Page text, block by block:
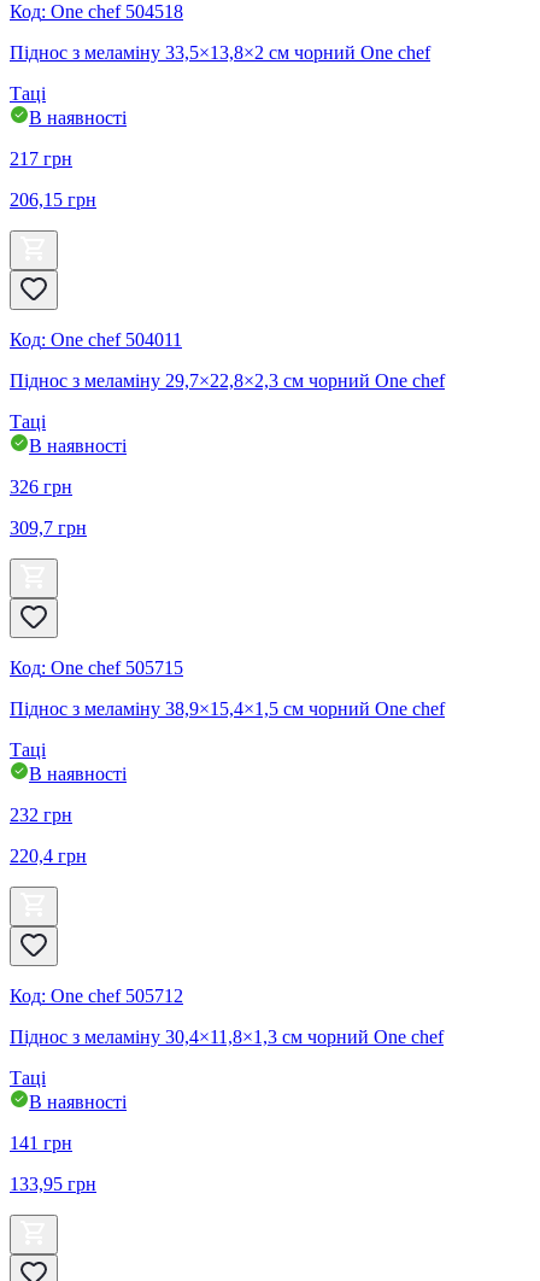
Код: One chef 504518
Піднос з меламіну 33,5×13,8×2 см чорний One chef
Таці
В наявності
217 грн
206,15 грн
Код: One chef 504011
Піднос з меламіну 29,7×22,8×2,3 см чорний One chef
Таці
В наявності
326 грн
309,7 грн
Код: One chef 505715
Піднос з меламіну 38,9×15,4×1,5 см чорний One chef
Таці
В наявності
232 грн
220,4 грн
Код: One chef 505712
Піднос з меламіну 30,4×11,8×1,3 см чорний One chef
Таці
В наявності
141 грн
133,95 грн